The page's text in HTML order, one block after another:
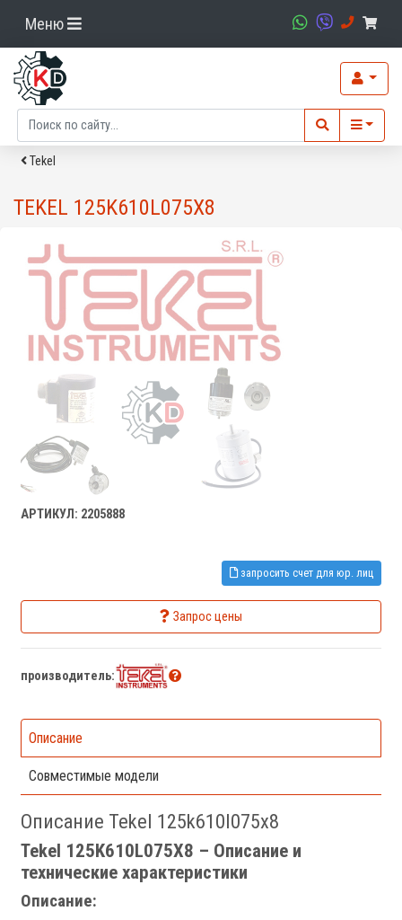
Меню
Tekel
TEKEL 125K610L075X8
АРТИКУЛ: 2205888
запросить счет для юр. лиц
Запрос цены
производитель:
Описание
Совместимые модели
Описание Tekel 125k610l075x8
Tekel 125K610L075X8 – Описание и
технические характеристики
Описание: